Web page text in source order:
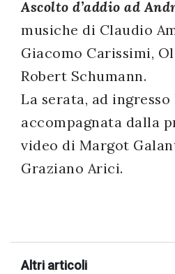
Ascolto d’addio ad
musiche di Claudio
Giacomo Carissimi,
Robert Schumann.
La serata, ad ingresso
accompagnata dalla
video di Margot
Graziano Arici.
Altri articoli